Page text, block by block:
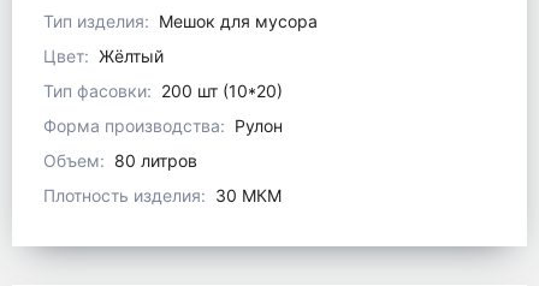
Тип изделия: Мешок для мусора
Цвет: Жёлтый
Тип фасовки: 200 шт (10*20)
Форма производства: Рулон
Объем: 80 литров
Плотность изделия: 30 МКМ